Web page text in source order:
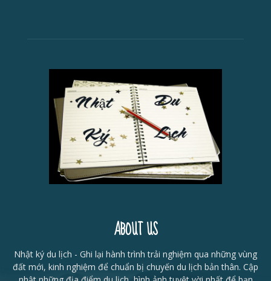
ABOUT US
Nhật ký du lịch - Ghi lại hành trình trải nghiệm qua những vùng
đất mới, kinh nghiệm để chuẩn bị chuyến du lịch bản thân. Cập